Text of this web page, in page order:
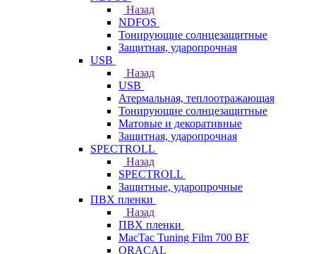
Назад
NDFOS
Тонирующие солнцезащитные
Защитная, ударопрочная
USB
Назад
USB
Атермальная, теплоотражающая
Тонирующие солнцезащитные
Матовые и декоративные
Защитная, ударопрочная
SPECTROLL
Назад
SPECTROLL
Защитные, ударопрочные
ПВХ пленки
Назад
ПВХ пленки
MacTac Tuning Film 700 BF
ORACAL